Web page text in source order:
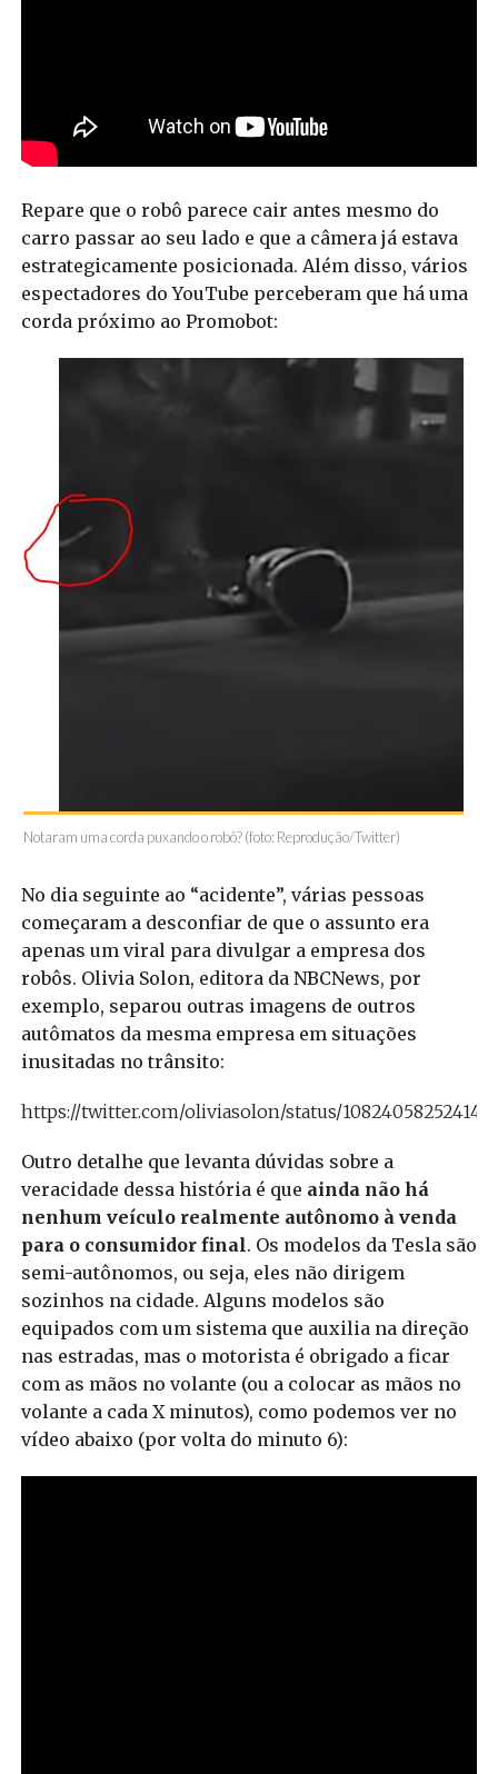
Repare que o robô parece cair antes mesmo do
carro passar ao seu lado e que a câmera já estava
estrategicamente posicionada. Além disso, vários
espectadores do YouTube perceberam que há uma
corda próximo ao Promobot:
Notaram uma corda puxando o robô? (foto: Reprodução/Twitter)
No dia seguinte ao “acidente”, várias pessoas
começaram a desconfiar de que o assunto era
apenas um viral para divulgar a empresa dos
robôs. Olivia Solon, editora da NBCNews, por
exemplo, separou outras imagens de outros
autômatos da mesma empresa em situações
inusitadas no trânsito:
https://twitter.com/oliviasolon/status/
Outro detalhe que levanta dúvidas sobre a
veracidade dessa história é que ainda não há
nenhum veículo realmente autônomo à venda
para o consumidor final. Os modelos da Tesla são
semi-autônomos, ou seja, eles não dirigem
sozinhos na cidade. Alguns modelos são
equipados com um sistema que auxilia na direção
nas estradas, mas o motorista é obrigado a ficar
com as mãos no volante (ou a colocar as mãos no
volante a cada X minutos), como podemos ver no
vídeo abaixo (por volta do minuto 6):